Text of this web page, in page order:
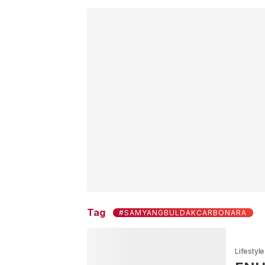
Tag #SAMYANGBULDAKCARBONARA
Lifestyle